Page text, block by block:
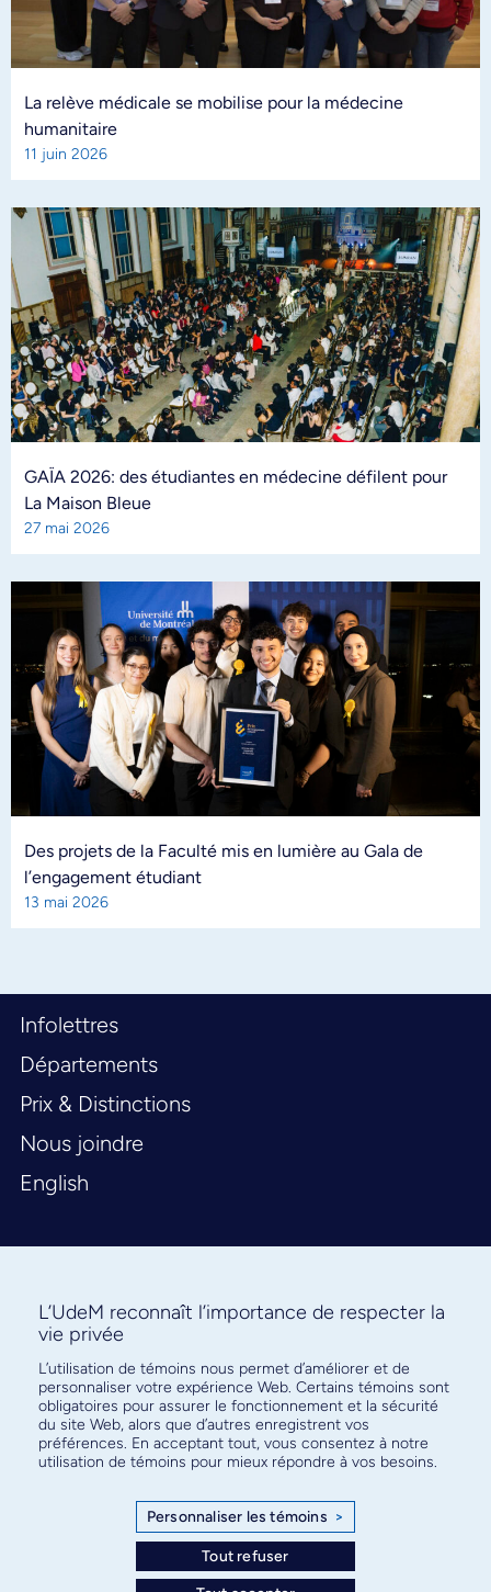
La relève médicale se mobilise pour la médecine
humanitaire
11 juin 2026
GAÏA 2026: des étudiantes en médecine défilent pour
La Maison Bleue
27 mai 2026
Des projets de la Faculté mis en lumière au Gala de
l’engagement étudiant
13 mai 2026
Infolettres
Départements
Prix & Distinctions
Nous joindre
English
Abonnez-vous à notre infolettre
pour connaître l’actualité facultaire
L’UdeM reconnaît l’importance de respecter la
vie privée
L’utilisation de témoins nous permet d’améliorer et de
personnaliser votre expérience Web. Certains témoins sont
obligatoires pour assurer le fonctionnement et la sécurité
du site Web, alors que d’autres enregistrent vos
préférences. En acceptant tout, vous consentez à notre
utilisation de témoins pour mieux répondre à vos besoins.
Personnaliser les témoins >
Tout refuser